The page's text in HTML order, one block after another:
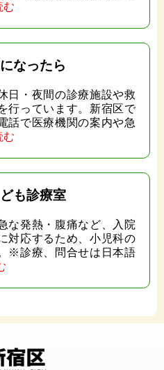
む
なったら
日・夜間の診療施設や救
行っています。新宿区で
話で医療機関の案内や急
む
も診療室
な発熱・腹痛など、入院
対応するため、小児科の
※診療、問合せは日本語